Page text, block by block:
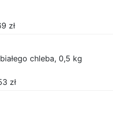
zł
chleba, 0,5 kg
zł